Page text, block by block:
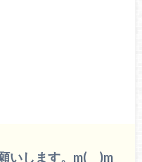
いします。m(_ _)m